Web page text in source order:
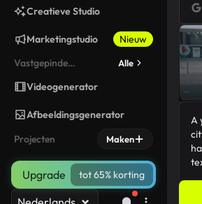
Creatieve Studio
Marketingstudio
Nieuw
Vastgepinde
Alle
Videogenerator
Afbeeldingsgenerator
Projecten
Maken
Upgrade tot 65% korting